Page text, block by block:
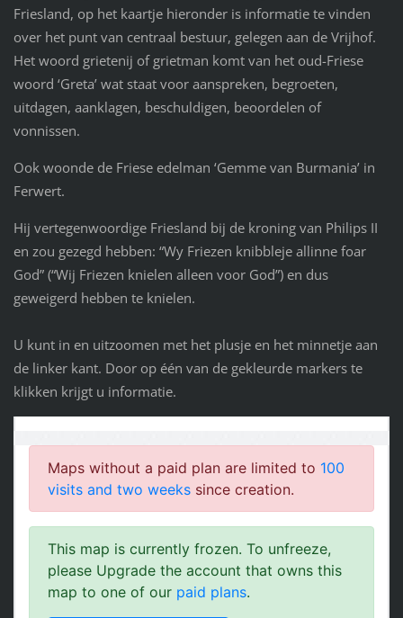
Friesland, op het kaartje hieronder is informatie te vinden
over het punt van centraal bestuur, gelegen aan de Vrijhof.
Het woord grietenij of grietman komt van het oud-Friese
woord ‘Greta’ wat staat voor aanspreken, begroeten,
uitdagen, aanklagen, beschuldigen, beoordelen of
vonnissen.
Ook woonde de Friese edelman ‘Gemme van Burmania’ in
Ferwert.
Hij vertegenwoordige Friesland bij de kroning van Philips II
en zou gezegd hebben: “Wy Friezen knibbleje allinne foar
God” (“Wij Friezen knielen alleen voor God”) en dus
geweigerd hebben te knielen.
U kunt in en uitzoomen met het plusje en het minnetje aan
de linker kant. Door op één van de gekleurde markers te
klikken krijgt u informatie.